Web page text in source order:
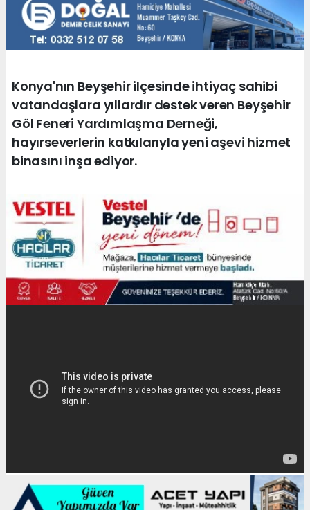
Konya'nın Beyşehir ilçesinde ihtiyaç sahibi
vatandaşlara yıllardır destek veren Beyşehir
Göl Feneri Yardımlaşma Derneği,
hayırseverlerin katkılarıyla yeni aşevi hizmet
binasını inşa ediyor.